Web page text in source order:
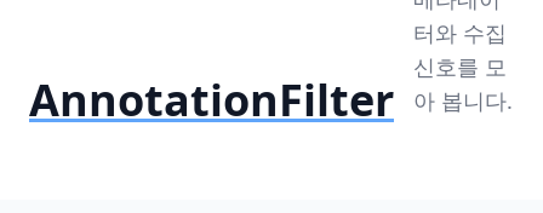
AnnotationFilter
터와 수집
신호를 모
아 봅니다.